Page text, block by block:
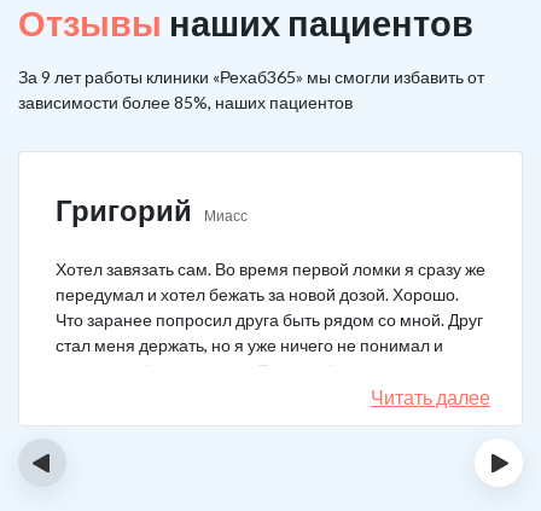
Отзывы наших пациентов
За 9 лет работы клиники «Рехаб365» мы смогли избавить от
зависимости более 85%, наших пациентов
Григорий Миасс
Хотел завязать сам. Во время первой ломки я сразу же
передумал и хотел бежать за новой дозой. Хорошо.
Что заранее попросил друга быть рядом со мной. Друг
стал меня держать, но я уже ничего не понимал и
начал силой вырываться. Тогда мой товарищ просто
связан меня и позвонил в клинику. На дом приехал
нарколог, мне сделали какую-то капельницу, после
для прохождения курса реабилитации, так я и сделал.
Читать далее
‹ ›